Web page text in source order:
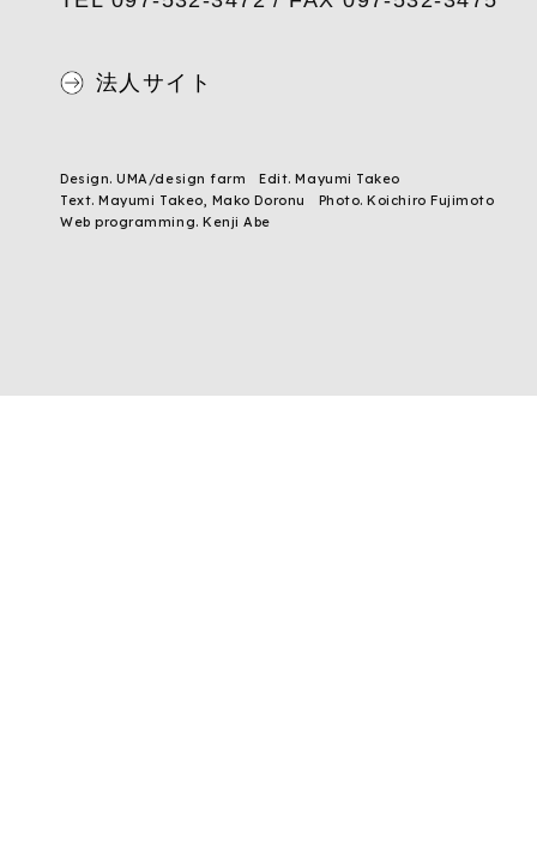
法人サイト
Design. UMA/design farm
Edit. Mayumi Takeo
Text. Mayumi Takeo, Mako Doronu
Photo. Koichiro Fujimoto
Web programming. Kenji Abe